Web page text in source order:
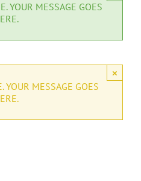
YOUR MESSAGE GOES
×
YOUR MESSAGE GOES